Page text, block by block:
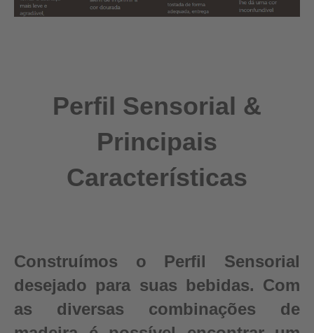
Perfil Sensorial &
Principais
Características
Construímos o Perfil Sensorial
desejado para suas bebidas. Com
as diversas combinações de